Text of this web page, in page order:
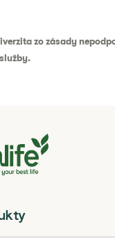
zo zásady